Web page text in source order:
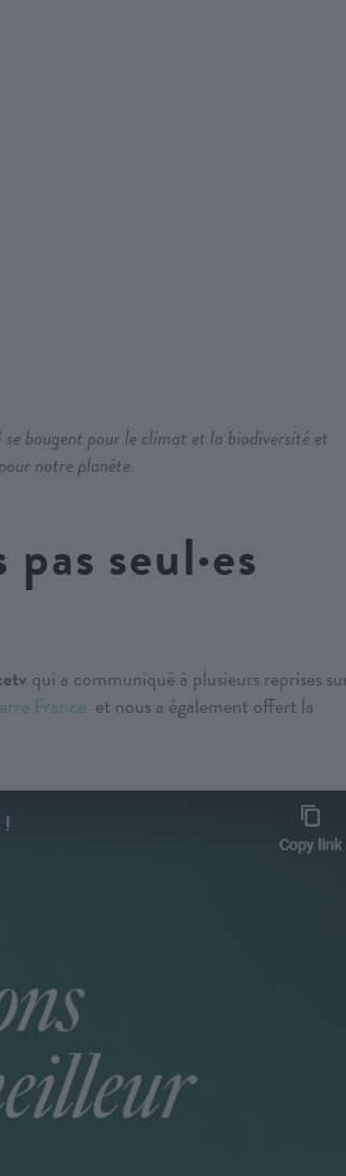
bougent pour le climat et la biodiversité et
notre planète.
seul·es
qui a communiqué à plusieurs reprises
France et nous a également offert la